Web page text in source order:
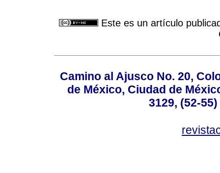
Este es un artículo
Camino al Ajusco No. 20,
de México, Ciudad de
3129, (52-